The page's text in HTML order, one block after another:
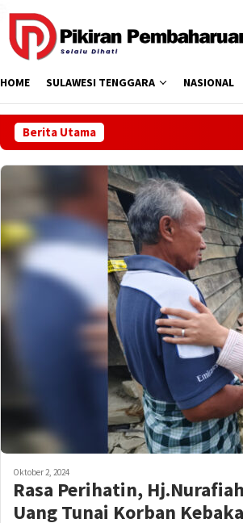
HOME SULAWESI TENGGARA NASIONAL
Berita Utama
Oktober 2, 2024
Rasa Perihatin,
Uang Tunai Korban